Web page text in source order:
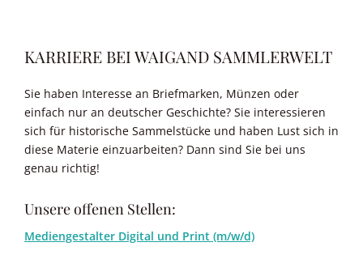
KARRIERE BEI WAIGAND SAMMLERWELT
Sie haben Interesse an Briefmarken, Münzen oder
einfach nur an deutscher Geschichte? Sie interessieren
sich für historische Sammelstücke und haben Lust sich in
diese Materie einzuarbeiten? Dann sind Sie bei uns
genau richtig!
Unsere offenen Stellen:
Mediengestalter Digital und Print (m/w/d)